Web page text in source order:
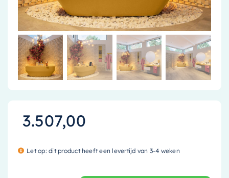
3.507,00
Let op: dit product heeft een levertijd van 3-4 weken